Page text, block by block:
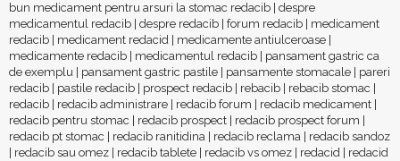
bun medicament pentru arsuri la stomac redacib despre
medicamentul redacib despre redacib forum redacib
medicament
redacib
medicament redacid medicamente antiulceroase
medicamente redacib
medicamentul redacib
pansament gastric ca
de exemplu
pansament gastric pastile pansamente stomacale
pareri
redacib
pastile redacib prospect redacib rebacib rebacib stomac
redacib
redacib administrare redacib forum redacib medicament
redacib pentru stomac
redacib prospect redacib prospect forum
redacib pt stomac
redacib ranitidina redacib reclama
redacib sandoz
redacib sau omez redacib tablete redacib vs omez redacid
redacid